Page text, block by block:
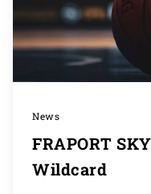
News
FRAPORT
Wildcard